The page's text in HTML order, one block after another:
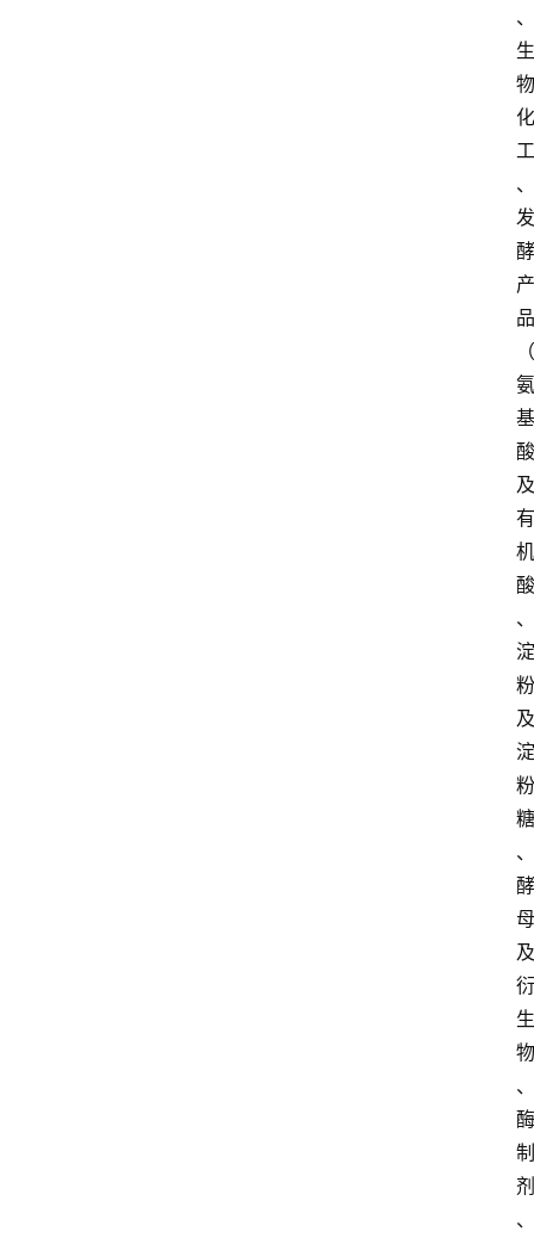
、
生
物
化
工
、
发
酵
产
品
（
氨
基
酸
及
有
机
酸
、
淀
粉
及
淀
粉
糖
、
酵
母
及
衍
生
物
、
酶
制
剂
、